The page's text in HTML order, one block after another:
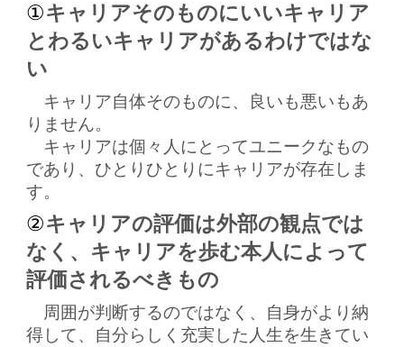
①キャリアそのものにいいキャリア
とわるいキャリアがあるわけではな
い
キャリア自体そのものに、良いも悪いもあ
りません。
キャリアは個々人にとってユニークなもの
であり、ひとりひとりにキャリアが存在しま
す。
②キャリアの評価は外部の観点では
なく、キャリアを歩む本人によって
評価されるべきもの
周囲が判断するのではなく、 自身がより納
得して、自分らしく充実した人生を生きてい